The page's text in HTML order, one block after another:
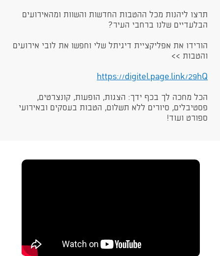
תרצו ליהנות מכל ההטבות החדשות והשוות ומהאירועים
הבלעדיים שלנו ברחבי העיר?
הורידו את אפליקציית דיגיתל שלי וחפשו את לובי אירועים
והטבות >>
https://digitel.page.link/29hQ
הכל מחכה לך בכף ידך: הצגות, הופעות, קונצרטים,
פסטיבלים, סיורים ללא תשלום, הטבות בעסקים ובאירועי
ספורט ועוד!